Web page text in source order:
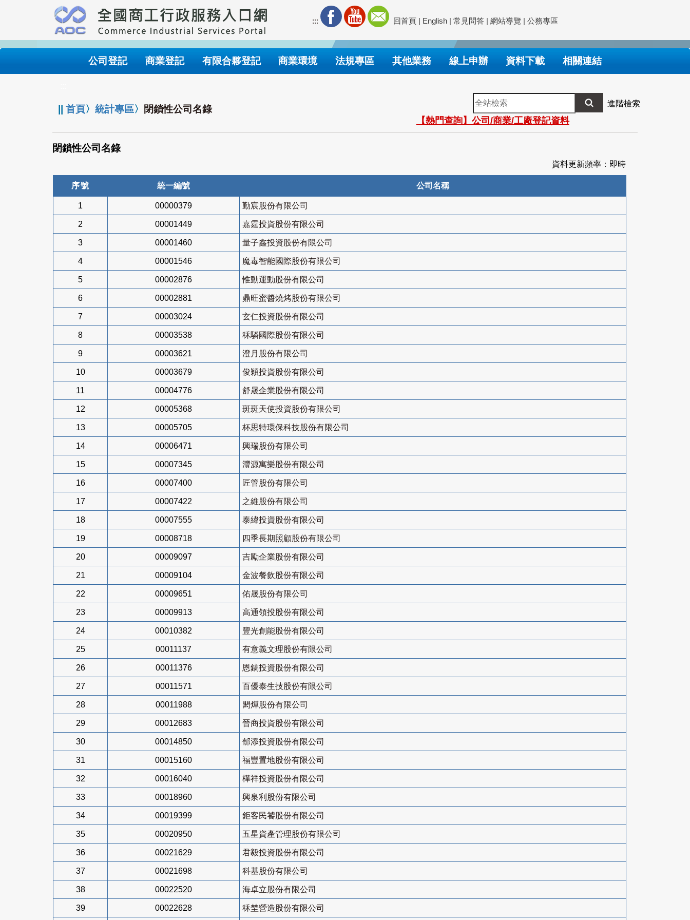
要
內
::: 回首頁 | English | 常見問答 | 網站導覽 | 公務專區
公司登記 商業登記 有限合夥登記 商業環境 法規專區 其他業務 線上申辦 資料下載 相關連結
||首頁〉統計專區〉 閉鎖性公司名錄
全
站
檢
索
進階檢索
【熱門查詢】公司/商業/工廠登記資料
閉鎖性公司名錄
資料更新頻率：即時
序號 統一編號 公司名稱
1 00000379 勤宸股份有限公司
2 00001449 嘉霆投資股份有限公司
3 00001460 量子鑫投資股份有限公司
4 00001546 魔毒智能國際股份有限公司
5 00002876 惟動運動股份有限公司
6 00002881 鼎旺蜜醬燒烤股份有限公司
7 00003024 玄仁投資股份有限公司
8 00003538 秝驎國際股份有限公司
9 00003621 澄月股份有限公司
10 00003679 俊穎投資股份有限公司
11 00004776 舒晟企業股份有限公司
12 00005368 斑斑天使投資股份有限公司
13 00005705 杯思特環保科技股份有限公司
14 00006471 興瑞股份有限公司
15 00007345 灃源寓樂股份有限公司
16 00007400 匠管股份有限公司
17 00007422 之維股份有限公司
18 00007555 泰緯投資股份有限公司
19 00008718 四季長期照顧股份有限公司
20 00009097 吉勵企業股份有限公司
21 00009104 金波餐飲股份有限公司
22 00009651 佑晟股份有限公司
23 00009913 高通領投股份有限公司
24 00010382 豐光創能股份有限公司
25 00011137 有意義文理股份有限公司
26 00011376 恩鎬投資股份有限公司
27 00011571 百優泰生技股份有限公司
28 00011988 閎燁股份有限公司
29 00012683 晉商投資股份有限公司
30 00014850 郁添投資股份有限公司
31 00015160 福豐置地股份有限公司
32 00016040 樺祥投資股份有限公司
33 00018960 興泉利股份有限公司
34 00019399 鉅客民饕股份有限公司
35 00020950 五星資產管理股份有限公司
36 00021629 君毅投資股份有限公司
37 00021698 科基股份有限公司
38 00022520 海卓立股份有限公司
39 00022628 秝埜營造股份有限公司